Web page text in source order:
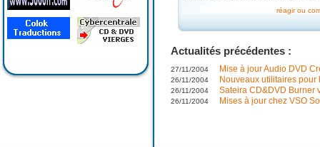
réagir ou
Actualités précédentes :
27/11/2004 Mise à jour Audio DVD
26/11/2004 Nouveaux utilitaires pour
26/11/2004 Sateira CD&DVD Burner
26/11/2004 Mises à jour chez VSO